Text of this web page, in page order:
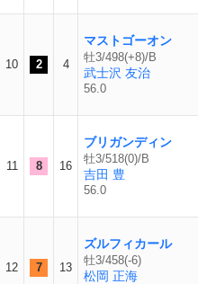
10 2 4
マストゴーオン
牡3/498(+8)/B
武士沢 友治
56.0
11 8 16
ブリガンディン
牡3/518(0)/B
吉田 豊
56.0
12 7 13
ズルフィカール
牡3/458(-6)
松岡 正海